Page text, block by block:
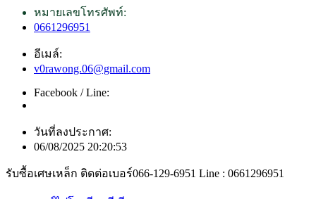
หมายเลขโทรศัพท์:
0661296951
อีเมล์:
v0rawong.06@gmail.com
Facebook / Line:
วันที่ลงประกาศ:
06/08/2025 20:20:53
รับซื้อเศษเหล็ก ติดต่อเบอร์066-129-6951 Line : 0661296951